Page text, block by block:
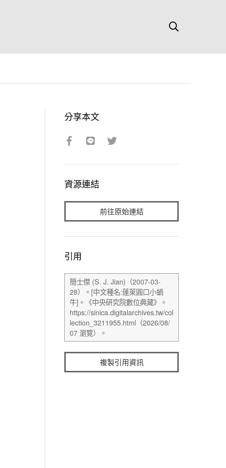
分享本文
資源連結
前往原始連結
引用
複製引用資訊